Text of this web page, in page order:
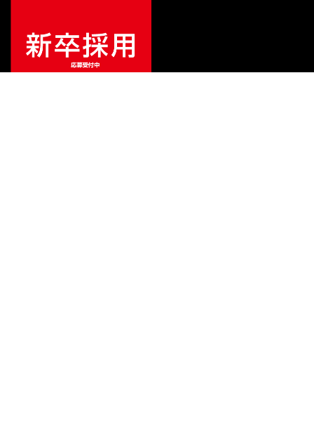
販売価格¥13,750（税込）